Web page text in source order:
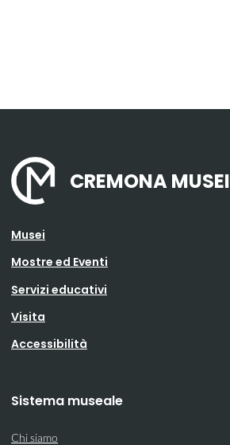
CREMONA MUSEI
Musei
Mostre ed Eventi
Servizi educativi
Visita
Accessibilità
Sistema museale
Chi siamo